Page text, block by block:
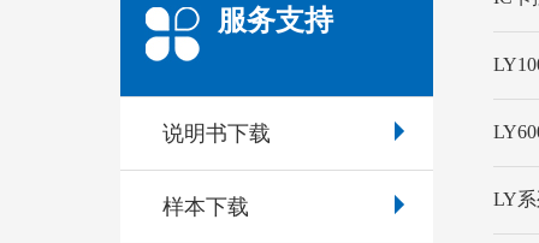
服务支持
说明书下载
样本下载 LY